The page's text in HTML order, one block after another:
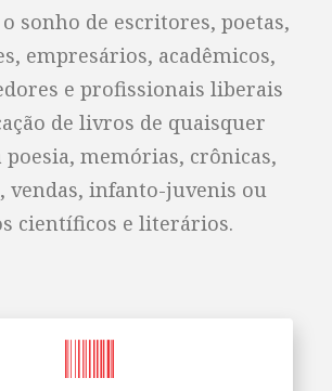
sonho de escritores, poetas,
empresários, acadêmicos,
e profissionais liberais
de livros de quaisquer
poesia, memórias, crônicas,
vendas, infanto-juvenis ou
científicos e literários.